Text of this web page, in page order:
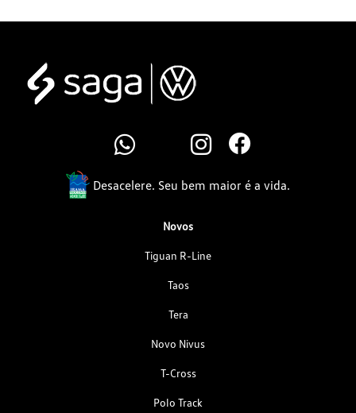
Desacelere. Seu bem maior é a vida.
Novos
Tiguan R-Line
Taos
Tera
Novo Nivus
T-Cross
Polo Track